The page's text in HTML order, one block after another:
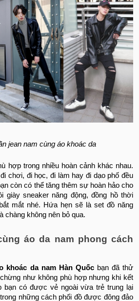
jean nam cùng áo khoác da
hợp trong nhiều hoàn cảnh khác nhau.
chơi, đi học, đi làm hay đi dạo phố đều
còn có thể tăng thêm sự hoàn hảo cho
giày sneaker năng động, đồng hồ thời
mắt nhé. Hứa hẹn sẽ là set đồ năng
chàng không nên bỏ qua.
áo da nam phong cách
khoác da nam Hàn Quốcbạn đã thử
như không phù hợp nhưng khi kết
bạn có được vẻ ngoài vừa trẻ trung lại
những cách phối đồ được đông đảo